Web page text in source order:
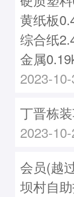
黄纸板
综合纸
金属
2023-
丁晋栋
2023-
会员(越
坝村自